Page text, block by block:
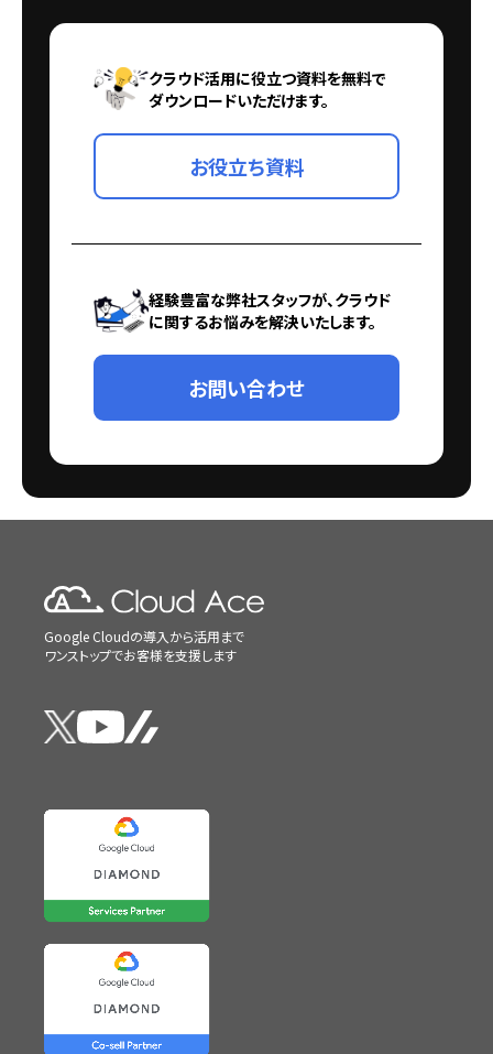
クラウド活用に役立つ資料を無料で
ダウンロードいただけます。
お役立ち資料
経験豊富な弊社スタッフが、クラウド
に関するお悩みを解決いたします。
お問い合わせ
Google Cloudの導入から活用まで
ワンストップでお客様を支援します